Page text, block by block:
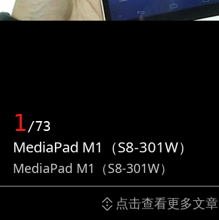
1/73
MediaPad M1（S8-301W）
MediaPad M1（S8-301W）
点击查看更多文章